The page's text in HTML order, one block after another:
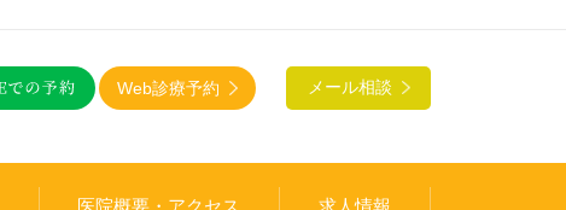
Web診療予約 メール相談